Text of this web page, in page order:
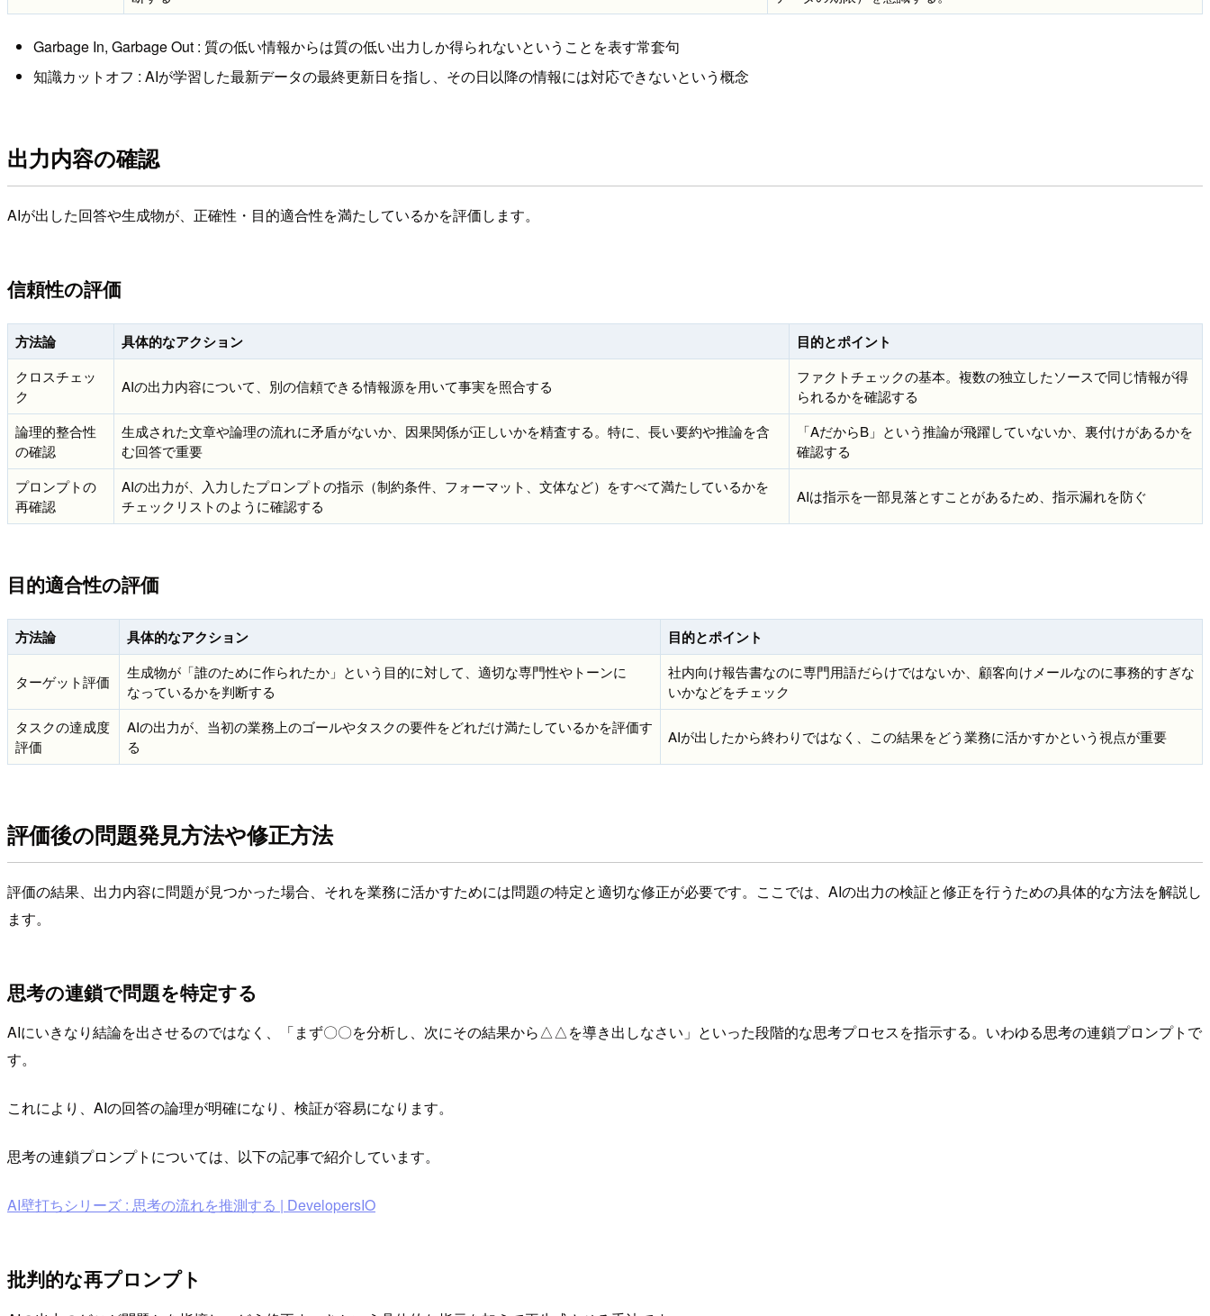
Garbage In, Garbage Out : 質の低い情報からは質の低い出力しか得られないということを表す常套句
知識カットオフ : AIが学習した最新データの最終更新日を指し、その日以降の情報には対応できないという概念
出力内容の確認
AIが出した回答や生成物が、正確性・目的適合性を満たしているかを評価します。
信頼性の評価
方法論 具体的なアクション 目的とポイント
クロスチェッ
ク
AIの出力内容について、別の信頼できる情報源を用いて事実を照合する
ファクトチェックの基本。複数の独立したソースで同じ情報が得
られるかを確認する
論理的整合性
の確認
生成された文章や論理の流れに矛盾がないか、因果関係が正しいかを精査する。特に、長い要約や推論を含
む回答で重要
「AだからB」という推論が飛躍していないか、裏付けがあるかを
確認する
プロンプトの
再確認
AIの出力が、入力したプロンプトの指示（制約条件、フォーマット、文体など）をすべて満たしているかを
チェックリストのように確認する
AIは指示を一部見落とすことがあるため、指示漏れを防ぐ
目的適合性の評価
方法論 具体的なアクション 目的とポイント
ターゲット評価
生成物が「誰のために作られたか」という目的に対して、適切な専門性やトーンに
なっているかを判断する
社内向け報告書なのに専門用語だらけではないか、顧客向けメールなのに事務的すぎな
いかなどをチェック
タスクの達成度
評価
AIの出力が、当初の業務上のゴールやタスクの要件をどれだけ満たしているかを評価す
る
AIが出したから終わりではなく、この結果をどう業務に活かすかという視点が重要
評価後の問題発見方法や修正方法
評価の結果、出力内容に問題が見つかった場合、それを業務に活かすためには問題の特定と適切な修正が必要です。ここでは、AIの出力の検証と修正を行うための具体的な方法を解説し
ます。
思考の連鎖で問題を特定する
AIにいきなり結論を出させるのではなく、「まず〇〇を分析し、次にその結果から△△を導き出しなさい」といった段階的な思考プロセスを指示する。いわゆる思考の連鎖プロンプトで
す。
これにより、AIの回答の論理が明確になり、検証が容易になります。
思考の連鎖プロンプトについては、以下の記事で紹介しています。
AI壁打ちシリーズ : 思考の流れを推測する | DevelopersIO
批判的な再プロンプト